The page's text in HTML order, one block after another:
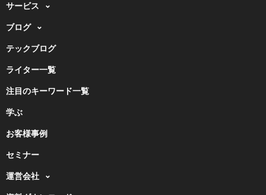
サービス
ブログ
テックブログ
ライター一覧
注目のキーワード一覧
学ぶ
お客様事例
セミナー
運営会社